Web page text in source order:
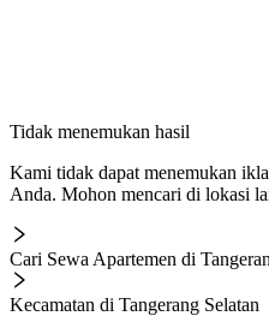
Tidak menemukan hasil
Kami tidak dapat menemukan
Anda. Mohon mencari di lokasi
Cari Sewa Apartemen di
Kecamatan di Tangerang Selatan